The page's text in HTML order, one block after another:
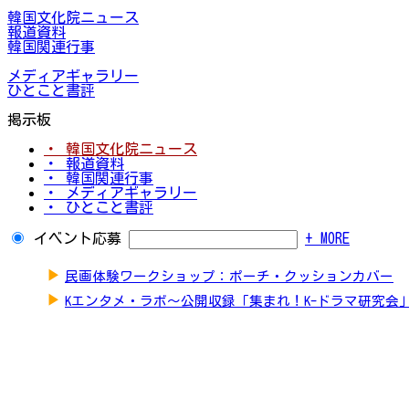
韓国文化院ニュース
報道資料
韓国関連行事
メディアギャラリー
ひとこと書評
掲示板
・ 韓国文化院ニュース
・ 報道資料
・ 韓国関連行事
・ メディアギャラリー
・ ひとこと書評
イベント応募 + MORE
▶ 民画体験ワークショップ：ポーチ・クッションカバー
▶ Kエンタメ・ラボ～公開収録「集まれ！K-ドラマ研究会